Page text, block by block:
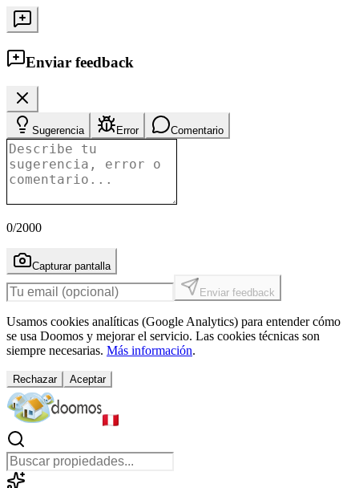
Enviar feedback
Sugerencia Error Comentario
0/2000
Capturar pantalla
Enviar feedback
Usamos cookies analíticas (Google Analytics) para entender cómo
se usa Doomos y mejorar el servicio. Las cookies técnicas son
siempre necesarias. Más información.
Rechazar Aceptar